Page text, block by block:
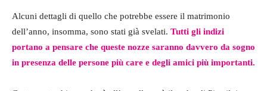
Alcuni dettagli di quello che potrebbe essere il matrimonio
dell’anno, insomma, sono stati già svelati. Tutti gli indizi
portano a pensare che queste nozze saranno davvero da sogno
in presenza delle persone più care e degli amici più importanti.